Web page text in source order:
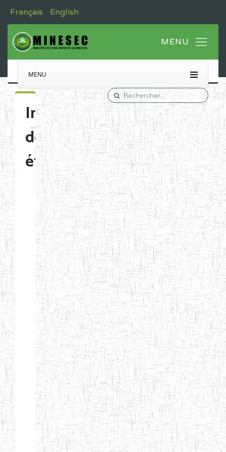
Français English
MENU
Immatriculation
des
établissements
Etablissements
d'enseignement
normal
ENI
Chercher:
Effacer les filtres
Denomination
Type